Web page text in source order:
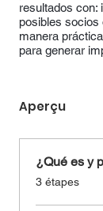
resultados con:
posibles socios
manera
para generar
Aperçu
¿Qué es y
.3 étapes